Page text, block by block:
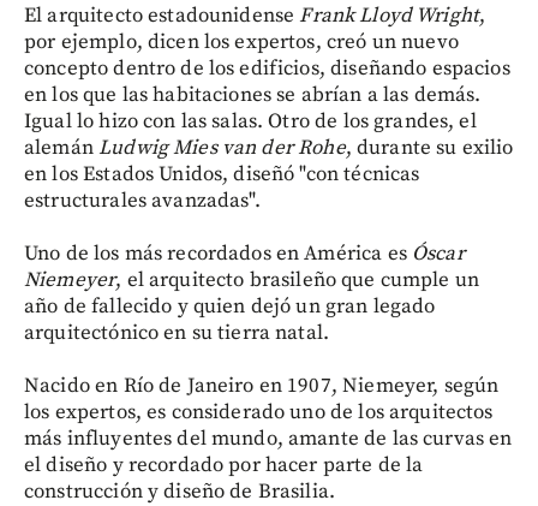
El arquitecto estadounidenseFrank Lloyd Wright,
por ejemplo, dicen los expertos, creó un nuevo
concepto dentro de los edificios, diseñando espacios
en los que las habitaciones se abrían a las demás.
Igual lo hizo con las salas. Otro de los grandes, el
alemánLudwig Mies van der Rohe, durante su exilio
en los Estados Unidos, diseñó "con técnicas
estructurales avanzadas".
Uno de los más recordados en América es Óscar
Niemeyer, el arquitecto brasileño que cumple un
año de fallecido y quien dejó un gran legado
arquitectónico en su tierra natal.
Nacido en Río de Janeiro en 1907, Niemeyer, según
los expertos, es considerado uno de los arquitectos
más influyentes del mundo, amante de las curvas en
el diseño y recordado por hacer parte de la
construcción y diseño de Brasilia.